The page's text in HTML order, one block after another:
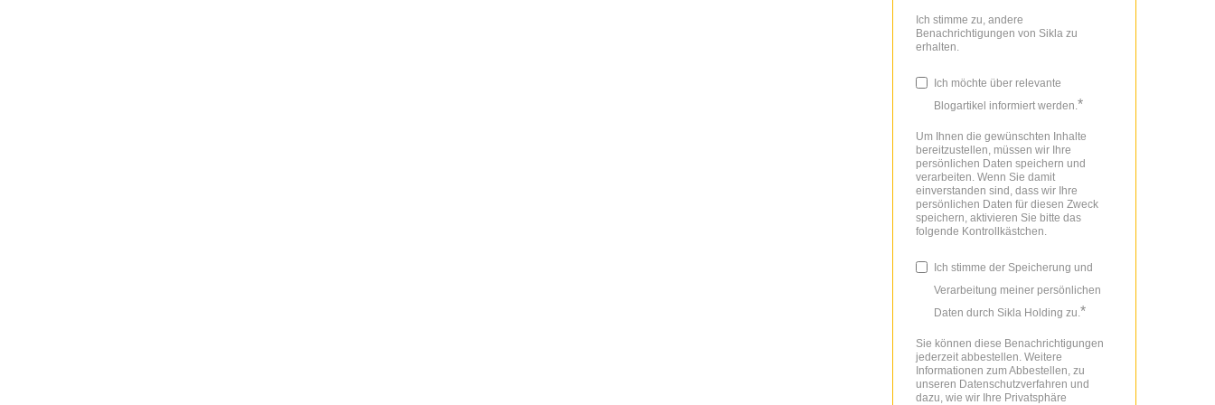
Ich stimme zu, andere
Benachrichtigungen von Sikla zu
erhalten.
Ich möchte über relevante
Blogartikel informiert werden. *
Um Ihnen die gewünschten Inhalte
bereitzustellen, müssen wir Ihre
persönlichen Daten speichern und
verarbeiten. Wenn Sie damit
einverstanden sind, dass wir Ihre
persönlichen Daten für diesen Zweck
speichern, aktivieren Sie bitte das
folgende Kontrollkästchen.
Ich stimme der Speicherung und
Verarbeitung meiner persönlichen
Daten durch Sikla Holding zu. *
Sie können diese Benachrichtigungen
jederzeit abbestellen. Weitere
Informationen zum Abbestellen, zu
unseren Datenschutzverfahren und
dazu, wie wir Ihre Privatsphäre